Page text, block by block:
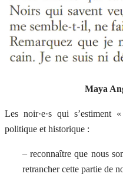
Maya
Les noir·e·s qui s’estiment
politique et historique :
– reconnaître que nous
retrancher cette partie de